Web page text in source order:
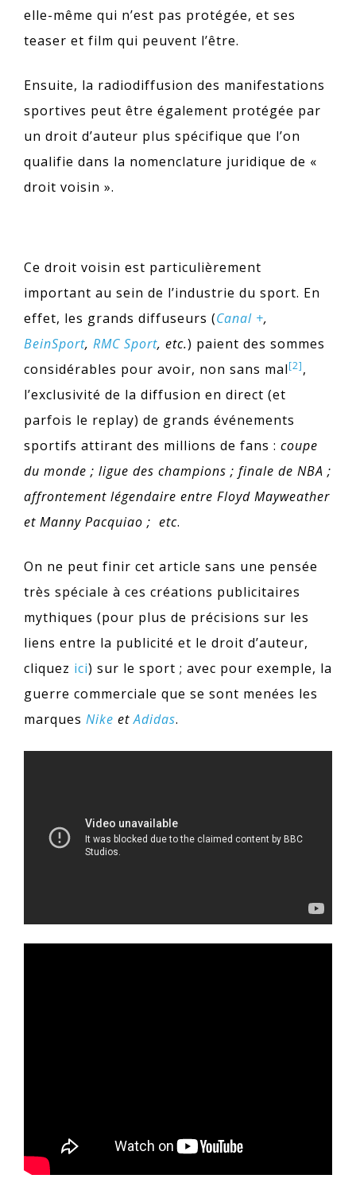
elle-même qui n’est pas protégée, et ses
teaser et film qui peuvent l’être.
Ensuite, la radiodiffusion des manifestations
sportives peut être également protégée par
un droit d’auteur plus spécifique que l’on
qualifie dans la nomenclature juridique de «
droit voisin ».
Ce droit voisin est particulièrement
important au sein de l’industrie du sport. En
effet, les grands diffuseurs (Canal +,
BeinSport, RMC Sport, etc.) paient des sommes
considérables pour avoir, non sans mal[2],
l’exclusivité de la diffusion en direct (et
parfois le replay) de grands événements
sportifs attirant des millions de fans : coupe
du monde ; ligue des champions ; finale de NBA ;
affrontement légendaire entre Floyd Mayweather
et Manny Pacquiao ; etc.
On ne peut finir cet article sans une pensée
très spéciale à ces créations publicitaires
mythiques (pour plus de précisions sur les
liens entre la publicité et le droit d’auteur,
cliquez ici) sur le sport ; avec pour exemple, la
guerre commerciale que se sont menées les
marques Nike etAdidas.